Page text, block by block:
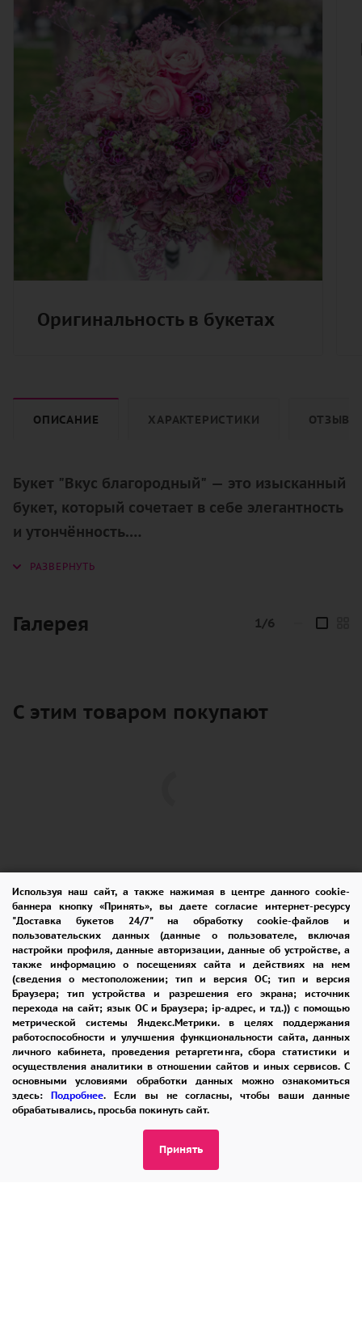
Используя наш сайт, а также нажимая в центре данного cookie-
баннера кнопку «Принять», вы даете согласие интернет-ресурсу
"Доставка букетов 24/7" на обработку cookie-файлов и
пользовательских данных (данные о пользователе, включая
настройки профиля, данные авторизации, данные об устройстве, а
также информацию о посещениях сайта и действиях на нем
(сведения о местоположении; тип и версия ОС; тип и версия
Браузера; тип устройства и разрешения его экрана; источник
перехода на сайт; язык ОС и Браузера; ip-адрес, и тд.)) с помощью
метрической системы Яндекс.Метрики. в целях поддержания
работоспособности и улучшения функциональности сайта, данных
личного кабинета, проведения ретаргетинга, сбора статистики и
осуществления аналитики в отношении сайтов и иных сервисов. С
основными условиями обработки данных можно ознакомиться
здесь: Подробнее. Если вы не согласны, чтобы ваши данные
обрабатывались, просьба покинуть сайт.
Принять
Оригинальность в букетах
ОПИСАНИЕ ХАРАКТЕРИСТИКИ ОТЗЫВЫ
Букет "Вкус благородный" — это изысканный
букет, который сочетает в себе элегантность
и утончённость.
гармонично переплетаются с четырьмя
изящество.
превращая букет в настоящий шедевр,
достойный самых особенных моментов.
"Вкус благородный" — это букет для тех, кто
ценит детали и стремится подчеркнуть свою
индивидуальность.
Он станет идеальным подарком, чтобы
выразить восхищение, признаться в чувствах
или просто подарить радость дорогому
человеку.
Галерея 1/6
С этим товаром покупают
ПОМОЩЬ ОПЛАТА
ДОСТАВКА
ГАРАНТИИ
КУПОН
ВОЗВРАТ
ОТЗЫВЫ
РЕКОМЕНДАЦИИ
КОНТАКТЫ
8 965 242-37-47
admin@buket24delivery.ru